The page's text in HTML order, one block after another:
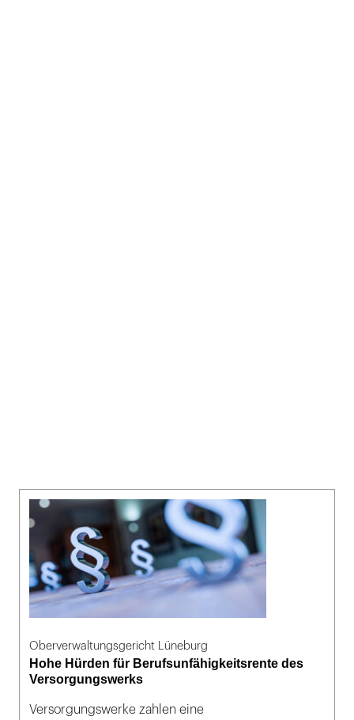
Oberverwaltungsgericht Lüneburg
Hohe Hürden für Berufsunfähigkeitsrente des
Versorgungswerks
Versorgungswerke zahlen eine